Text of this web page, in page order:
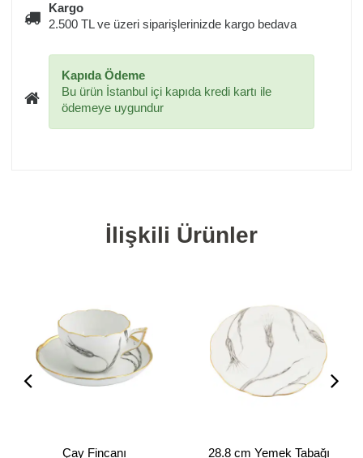
Kargo
2.500 TL ve üzeri siparişlerinizde kargo bedava
Kapıda Ödeme
Bu ürün İstanbul içi kapıda kredi kartı ile
ödemeye uygundur
İlişkili Ürünler
Çay Fincanı
28.8 cm Yemek Tabağı